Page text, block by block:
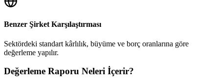
Benzer Şirket Karşılaştırması
Sektördeki standart kârlılık, büyüme ve borç oranlarına göre
değerleme yapılır.
Değerleme Raporu Neleri İçerir?